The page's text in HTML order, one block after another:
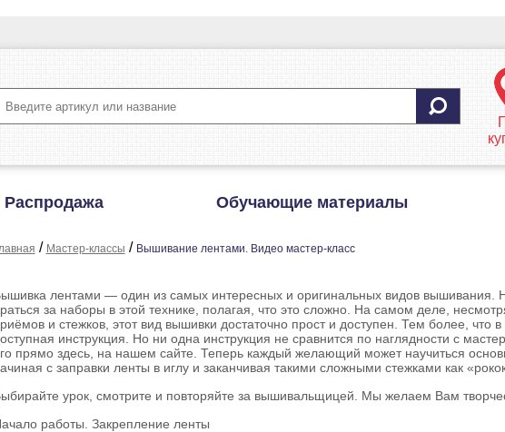
Распродажа Обучающие материалы
/ Мастер-классы / Вышивание лентами. Видео мастер-класс
лентами — один из самых интересных и оригинальных видов вышивания.
за наборы в этой технике, полагая, что это сложно. На самом деле,
и стежков, этот вид вышивки достаточно прост и доступен. Тем более, что
инструкция. Но ни одна инструкция не сравнится по наглядности с
прямо здесь, на нашем сайте. Теперь каждый желающий может научиться
с заправки ленты в иглу и заканчивая такими сложными стежками как
урок, смотрите и повторяйте за вышивальщицей. Мы желаем Вам
работы. Закрепление ленты